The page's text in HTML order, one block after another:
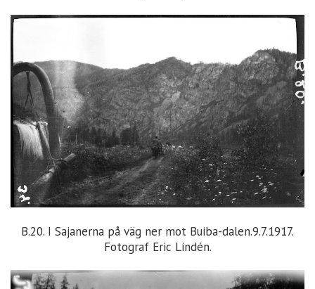
B.20. I Sajanerna på väg ner mot Buiba-dalen.9.7.1917.
Fotograf Eric Lindén.